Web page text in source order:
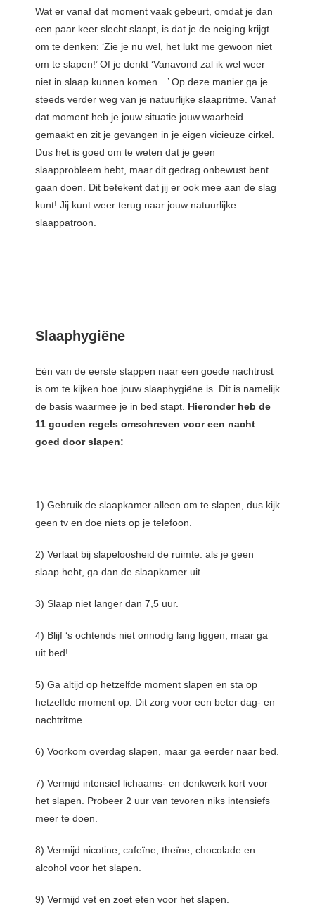
Wat er vanaf dat moment vaak gebeurt, omdat je dan
een paar keer slecht slaapt, is dat je de neiging krijgt
om te denken: ‘Zie je nu wel, het lukt me gewoon niet
om te slapen!’ Of je denkt ‘Vanavond zal ik wel weer
niet in slaap kunnen komen…’ Op deze manier ga je
steeds verder weg van je natuurlijke slaapritme. Vanaf
dat moment heb je jouw situatie jouw waarheid
gemaakt en zit je gevangen in je eigen vicieuze cirkel.
Dus het is goed om te weten dat je geen
slaapprobleem hebt, maar dit gedrag onbewust bent
gaan doen. Dit betekent dat jij er ook mee aan de slag
kunt! Jij kunt weer terug naar jouw natuurlijke
slaappatroon.
Slaaphygiëne
Eén van de eerste stappen naar een goede nachtrust
is om te kijken hoe jouw slaaphygiëne is. Dit is namelijk
de basis waarmee je in bed stapt. Hieronder heb de
11 gouden regels omschreven voor een nacht
goed door slapen:
1) Gebruik de slaapkamer alleen om te slapen, dus kijk
geen tv en doe niets op je telefoon.
2) Verlaat bij slapeloosheid de ruimte: als je geen
slaap hebt, ga dan de slaapkamer uit.
3) Slaap niet langer dan 7,5 uur.
4) Blijf ‘s ochtends niet onnodig lang liggen, maar ga
uit bed!
5) Ga altijd op hetzelfde moment slapen en sta op
hetzelfde moment op. Dit zorg voor een beter dag- en
nachtritme.
6) Voorkom overdag slapen, maar ga eerder naar bed.
7) Vermijd intensief lichaams- en denkwerk kort voor
het slapen. Probeer 2 uur van tevoren niks intensiefs
meer te doen.
8) Vermijd nicotine, cafeïne, theïne, chocolade en
alcohol voor het slapen.
9) Vermijd vet en zoet eten voor het slapen.